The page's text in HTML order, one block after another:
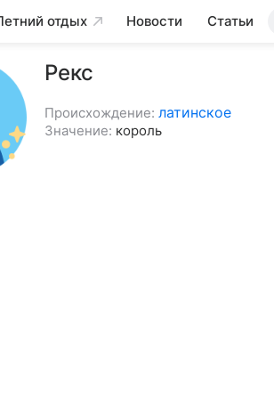
отдых Новости Статьи
Рекс
Происхождение: латинское
Значение: король